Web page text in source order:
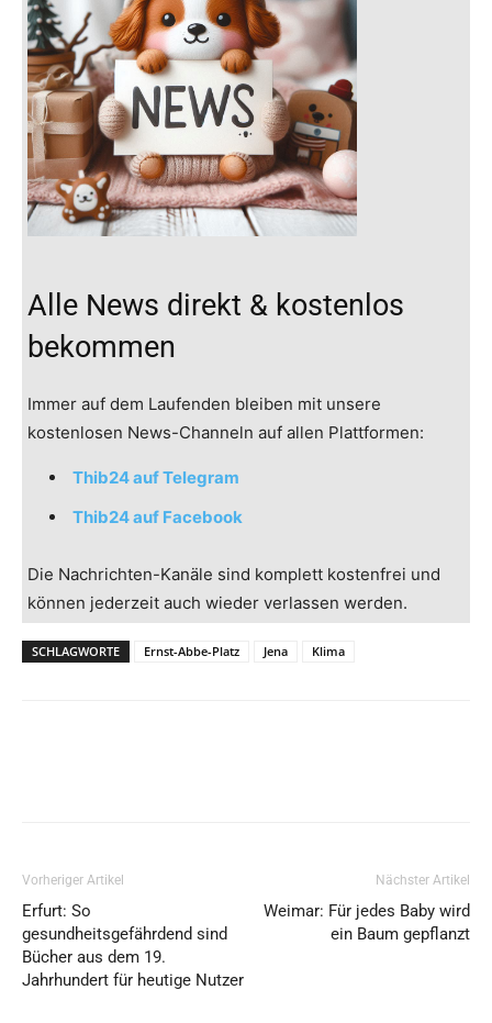
Alle News direkt & kostenlos
bekommen
Immer auf dem Laufenden bleiben mit unsere
kostenlosen News-Channeln auf allen Plattformen:
Thib24 auf Telegram
Thib24 auf Facebook
Die Nachrichten-Kanäle sind komplett kostenfrei und
können jederzeit auch wieder verlassen werden.
SCHLAGWORTE Ernst-Abbe-Platz Jena Klima
Vorheriger Artikel
Erfurt: So
gesundheitsgefährdend sind
Bücher aus dem 19.
Jahrhundert für heutige Nutzer
Nächster Artikel
Weimar: Für jedes Baby wird
ein Baum gepflanzt